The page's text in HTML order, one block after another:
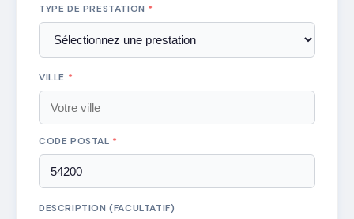
TYPE DE PRESTATION *
VILLE *
CODE POSTAL *
DESCRIPTION (FACULTATIF)